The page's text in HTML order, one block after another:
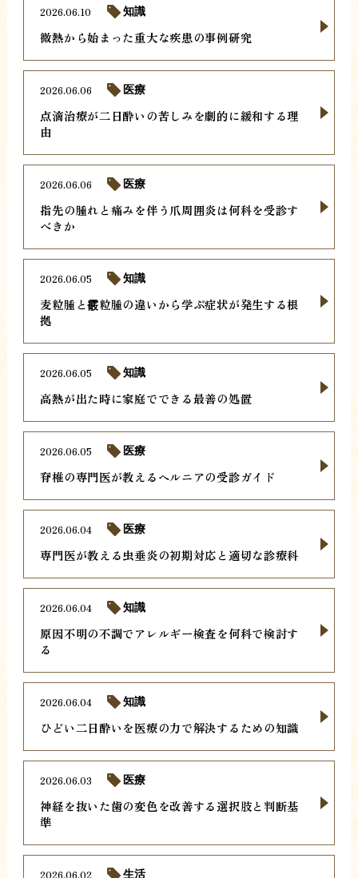
微熱から始まった重大な疾患の事例研究
2026.06.10 知識
点滴治療が二日酔いの苦しみを劇的に緩和する理
由
2026.06.06 医療
指先の腫れと痛みを伴う爪周囲炎は何科を受診す
べきか
2026.06.06 医療
麦粒腫と霰粒腫の違いから学ぶ症状が発生する根
拠
2026.06.05 知識
高熱が出た時に家庭でできる最善の処置
2026.06.05 知識
脊椎の専門医が教えるヘルニアの受診ガイド
2026.06.05 医療
専門医が教える虫垂炎の初期対応と適切な診療科
2026.06.04 医療
原因不明の不調でアレルギー検査を何科で検討す
る
2026.06.04 知識
ひどい二日酔いを医療の力で解決するための知識
2026.06.04 知識
神経を抜いた歯の変色を改善する選択肢と判断基
準
2026.06.03 医療
2026.06.02 生活